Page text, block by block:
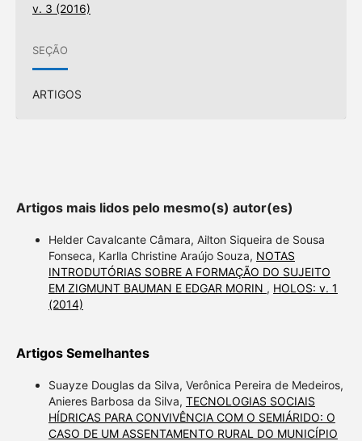
v. 3 (2016)
SEÇÃO
ARTIGOS
Artigos mais lidos pelo mesmo(s) autor(es)
Helder Cavalcante Câmara, Ailton Siqueira de Sousa
Fonseca, Karlla Christine Araújo Souza, NOTAS
INTRODUTÓRIAS SOBRE A FORMAÇÃO DO SUJEITO
EM ZIGMUNT BAUMAN E EDGAR MORIN , HOLOS: v. 1
(2014)
Artigos Semelhantes
Suayze Douglas da Silva, Verônica Pereira de Medeiros,
Anieres Barbosa da Silva, TECNOLOGIAS SOCIAIS
HÍDRICAS PARA CONVIVÊNCIA COM O SEMIÁRIDO: O
CASO DE UM ASSENTAMENTO RURAL DO MUNICÍPIO